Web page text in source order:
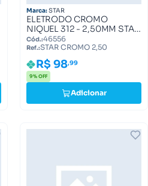
Marca:STAR
ELETRODO CROMO
NIQUEL 312 - 2,50MM STAR
CROMO 2,50
Cód.:46556
Ref.:STAR CROMO 2,50
R$ 98,99
9% OFF
Adicionar